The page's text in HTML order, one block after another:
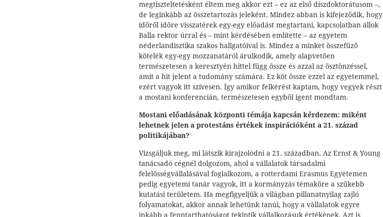
megtiszteltetésként éltem meg akkor ezt – ez az első díszdoktorátusom –,
de leginkább az összetartozás jeleként. Mindez abban is kifejeződik, hogy
időről időre visszatérek egy-egy előadást megtartani, kapcsolatban állok
Balla rektor úrral és – mint kérdésében említette – az egyetem
néderlandisztika szakos hallgatóival is. Mindez a minket összefűző
kötelék egy-egy mozzanatáról árulkodik, amely alapvetően
természetesen a keresztyén hittel függ össze és azzal az ösztönzéssel,
amit a hit jelent a tudomány számára. Ez köt össze ezzel az egyetemmel,
ezért vagyok itt szívesen. Így amikor felkérést kaptam, hogy vegyek részt
a mostani konferencián, természetesen egyből igent mondtam.
Mostani előadásának központi témája kapcsán kérdezem: miként
lehetnek jelen a protestáns értékek inspirációként a 21. század
politikájában?
Vizsgáljuk meg, mi látszik kirajzolódni a 21. században. Az Ernst & Young
tanácsadó cégnél dolgozom, ahol a vállalatok társadalmi
felelősségvállalásával foglalkozom, a rotterdami Erasmus Egyetemen
pedig egyetemi tanár vagyok, itt a kormányzás témaköre a szűkebb
kutatási területem. Ha megfigyeljük a világban pillanatnyilag zajló
folyamatokat, akkor annak lehetünk tanúi, hogy a vállalatok egyre
inkább a fenntarthatóságot tekintik vállalkozásuk értékének. Azt is